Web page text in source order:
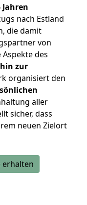
nach Estland
die damit
von
des
zur
organisiert den
aller
sicher, dass
neuen Zielort
erhalten